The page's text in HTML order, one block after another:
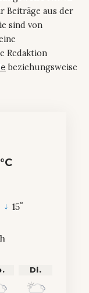
Beiträge aus der
sind von
Redaktion
beziehungsweise
°C
15°
Di.